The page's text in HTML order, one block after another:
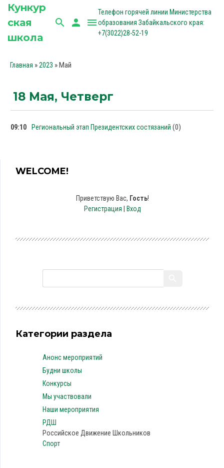
Кункур
ская
школа
search person menu
Телефон горячей линии Министерства
образования Забайкальского края:
+7(3022)28-52-19
Главная »2023 »Май
18 Мая, Четверг
09:10 Региональный этап Президентских состязаний (0)
WELCOME!
Приветствую Вас, Гость!
Регистрация
Вход
Категории раздела
Анонс мероприятий
Будни школы
Конкурсы
Мы участвовали
Наши мероприятия
РДШ
Российское Движение Школьников
Спорт